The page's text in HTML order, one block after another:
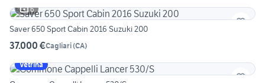
6
Saver 650 Sport Cabin 2016 Suzuki 200
37.000 €Cagliari(CA)
Vetrina